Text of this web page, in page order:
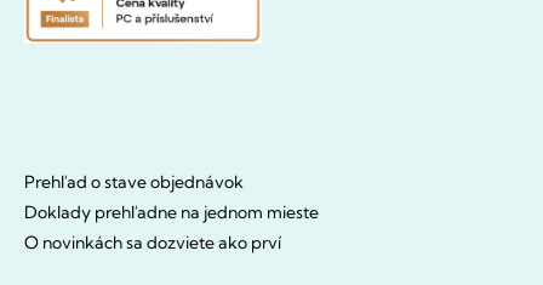
Prehľad o stave objednávok
Doklady prehľadne na jednom mieste
O novinkách sa dozviete ako prví